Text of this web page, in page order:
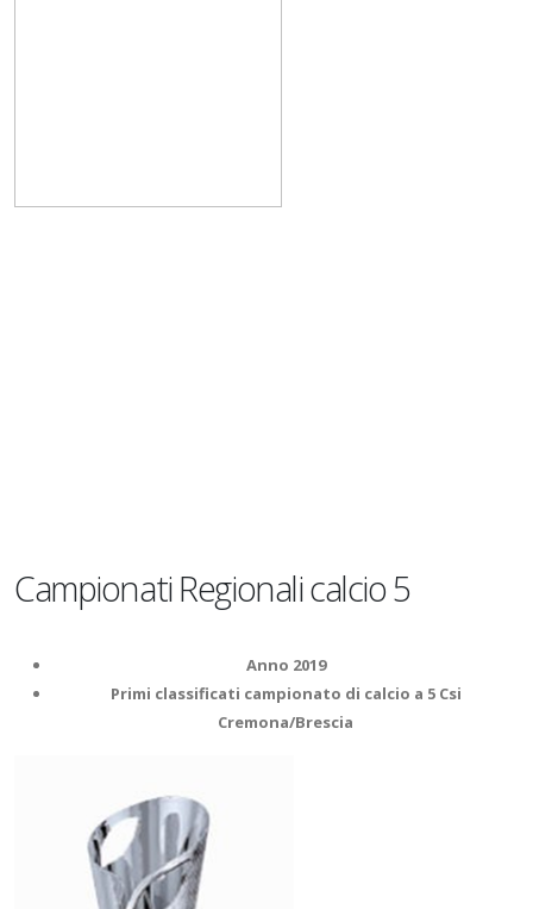
Campionati Regionali calcio 5
Anno 2019
Primi classificati campionato di calcio a 5 Csi
Cremona/Brescia